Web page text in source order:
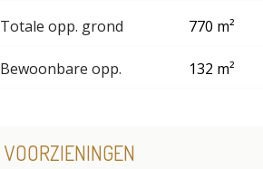
Totale opp. grond 770 m²
Bewoonbare opp. 132 m²
VOORZIENINGEN